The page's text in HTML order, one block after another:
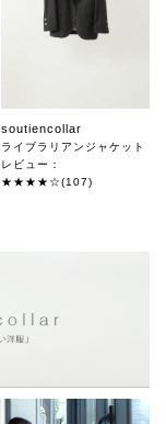
soutiencollar
ライブラリアンジャケット
レビュー：
★★★★☆(107)